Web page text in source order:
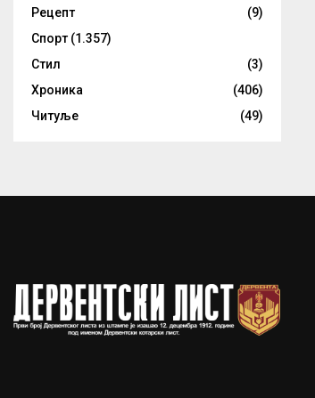
Рецепт
(9)
Спорт (1.357)
Стил
(3)
Хроника
(406)
Читуље
(49)